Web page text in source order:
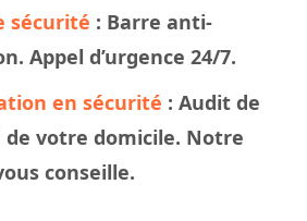
sécurité : Barre anti-
Appel d’urgence 24/7.
en sécurité : Audit de
de votre domicile. Notre
conseille.